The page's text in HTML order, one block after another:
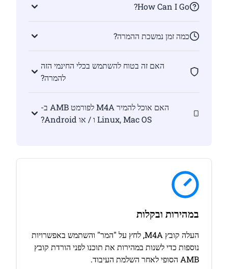
How Can I Go?
כמה זמן נמשכת ההמרה?
האם זה בטוח להשתמש בכלי החינמי הזה
להמרה?
האם אוכל להמיר M4A לפורמט AMB ב-
Linux, Mac OS ו / או Android?
במהירות ובקלות
העלה קובץ M4A, לחץ על "המר" והשתמש באפשרויות
נוספות כדי לשנות במהירות את תוכנו לפני הורדת קובץ
AMB הסופי לאחר השלמת העיבוד.